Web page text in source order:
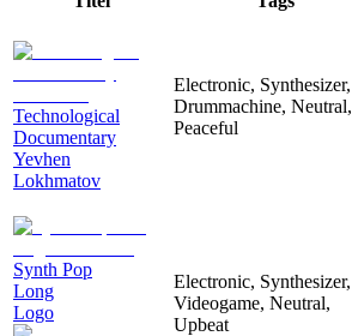
Technological
Documentary
Yevhen
Lokhmatov
Electronic, Synthesizer,
Drummachine, Neutral,
Peaceful
Synth Pop
Long
Logo
Electronic, Synthesizer,
Videogame, Neutral,
Upbeat